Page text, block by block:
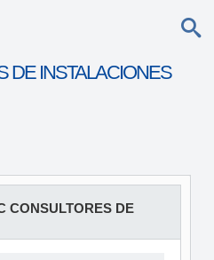
DE INSTALACIONES
CONSULTORES DE